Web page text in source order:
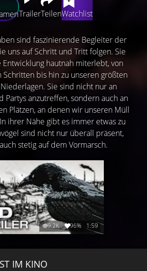
TrailerTeilenWatchlist
sind faszinierende Begleiter der
uns auf Schritt und Tritt folgen. Sie
Entwicklung hautnah miterlebt, von
Schritten bis hin zu unseren größten
Sie sind nicht nur an
Partys anzutreffen, sondern auch an
Plätzen, an denen wir unseren Müll
ihrer Nähe gibt es immer etwas zu
sind nicht nur überall präsent,
stetig auf dem Vormarsch.
9.2K 96% 1:59
IM KINO